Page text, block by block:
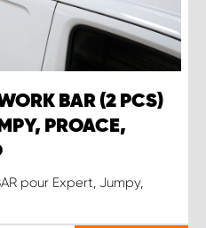
BAR (2 PCS)
PROACE,
pour Expert, Jumpy,